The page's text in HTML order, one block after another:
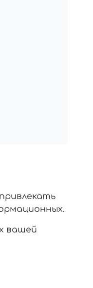
вашей